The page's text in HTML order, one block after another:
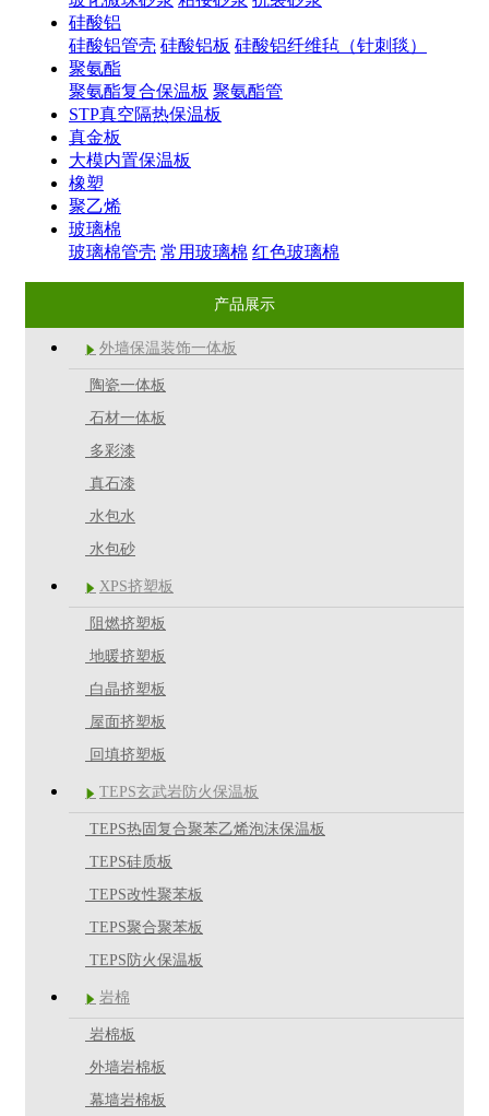
硅酸铝
硅酸铝管壳 硅酸铝板 硅酸铝纤维毡（针刺毯）
聚氨酯
聚氨酯复合保温板 聚氨酯管
STP真空隔热保温板
真金板
大模内置保温板
橡塑
聚乙烯
玻璃棉
玻璃棉管壳 常用玻璃棉 红色玻璃棉
产品展示
 外墙保温装饰一体板
陶瓷一体板
石材一体板
多彩漆
真石漆
水包水
水包砂
 XPS挤塑板
阻燃挤塑板
地暖挤塑板
白晶挤塑板
屋面挤塑板
回填挤塑板
 TEPS玄武岩防火保温板
TEPS热固复合聚苯乙烯泡沫保温板
TEPS硅质板
TEPS改性聚苯板
TEPS聚合聚苯板
TEPS防火保温板
 岩棉
岩棉板
外墙岩棉板
幕墙岩棉板